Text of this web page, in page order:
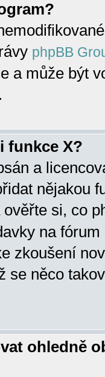
phpBB
a může být
.
funkce X?
a
nějakou
ověřte si, co
na
zkoušení
se něco
ohledně